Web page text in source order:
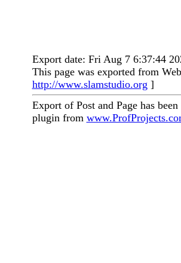
Export date: Fri Aug 7 6:37:44
This page was exported from
http://www.slamstudio.org ]
Export of Post and Page has
plugin from